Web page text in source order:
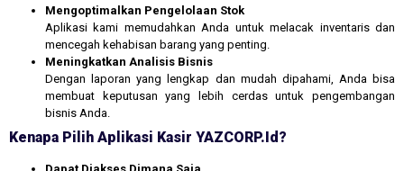
Mengoptimalkan Pengelolaan Stok
Aplikasi kami memudahkan Anda untuk melacak inventaris dan
mencegah kehabisan barang yang penting.
Meningkatkan Analisis Bisnis
Dengan laporan yang lengkap dan mudah dipahami, Anda bisa
membuat keputusan yang lebih cerdas untuk pengembangan
bisnis Anda.
Kenapa Pilih Aplikasi Kasir YAZCORP.id?